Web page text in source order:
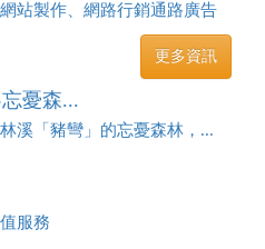
站製作、網路行銷通路廣告
行社銷售，全面優惠中....
更多資訊
憂森...
溪「豬彎」的忘憂森林，...
服務